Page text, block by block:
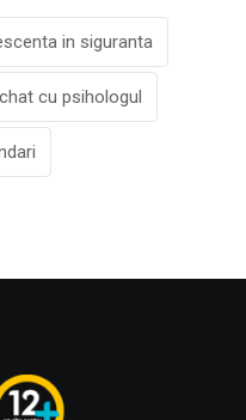
in siguranta
chat cu psihologul